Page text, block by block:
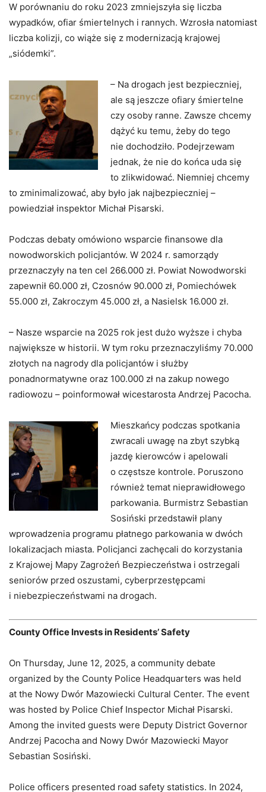
W porównaniu do roku 2023 zmniejszyła się liczba
wypadków, ofiar śmiertelnych i rannych. Wzrosła natomiast
liczba kolizji, co wiąże się z modernizacją krajowej
„siódemki”.
– Na drogach jest bezpieczniej,
ale są jeszcze ofiary śmiertelne
czy osoby ranne. Zawsze chcemy
dążyć ku temu, żeby do tego
nie dochodziło. Podejrzewam
jednak, że nie do końca uda się
to zlikwidować. Niemniej chcemy
to zminimalizować, aby było jak najbezpieczniej –
powiedział inspektor Michał Pisarski.
Podczas debaty omówiono wsparcie finansowe dla
nowodworskich policjantów. W 2024 r. samorządy
przeznaczyły na ten cel 266.000 zł. Powiat Nowodworski
zapewnił 60.000 zł, Czosnów 90.000 zł, Pomiechówek
55.000 zł, Zakroczym 45.000 zł, a Nasielsk 16.000 zł.
– Nasze wsparcie na 2025 rok jest dużo wyższe i chyba
największe w historii. W tym roku przeznaczyliśmy 70.000
złotych na nagrody dla policjantów i służby
ponadnormatywne oraz 100.000 zł na zakup nowego
radiowozu – poinformował wicestarosta Andrzej Pacocha.
Mieszkańcy podczas spotkania
zwracali uwagę na zbyt szybką
jazdę kierowców i apelowali
o częstsze kontrole. Poruszono
również temat nieprawidłowego
parkowania. Burmistrz Sebastian
Sosiński przedstawił plany
wprowadzenia programu płatnego parkowania w dwóch
lokalizacjach miasta. Policjanci zachęcali do korzystania
z Krajowej Mapy Zagrożeń Bezpieczeństwa i ostrzegali
seniorów przed oszustami, cyberprzestępcami
i niebezpieczeństwami na drogach.
County Office Invests in Residents’ Safety
On Thursday, June 12, 2025, a community debate
organized by the County Police Headquarters was held
at the Nowy Dwór Mazowiecki Cultural Center. The event
was hosted by Police Chief Inspector Michał Pisarski.
Among the invited guests were Deputy District Governor
Andrzej Pacocha and Nowy Dwór Mazowiecki Mayor
Sebastian Sosiński.
Police officers presented road safety statistics. In 2024,